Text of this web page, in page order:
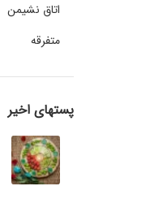
اتاق نشیمن
متفرقه
پستهای اخیر